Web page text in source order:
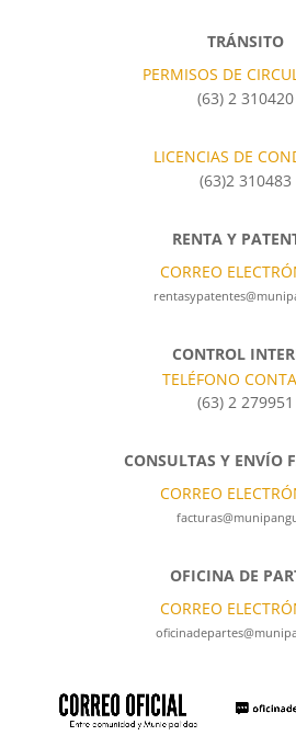
TRÁNSITO
PERMISOS DE
(63) 2 310420
LICENCIAS DE
(63)2 310483
RENTA Y
CORREO
CONTROL
TELÉFONO
(63) 2 279951
CONSULTAS Y ENVÍO
CORREO
OFICINA DE
CORREO